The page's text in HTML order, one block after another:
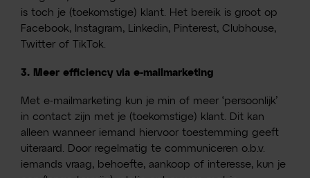
is toch je (toekomstige) klant. Het bereik is groot op
Facebook, Instagram, Linkedin, Pinterest, Clubhouse,
Twitter of TikTok.
3. Meer efficiency via e-mailmarketing
Met e-mailmarketing kun je min of meer ‘persoonlijk’
in contact zijn met je (toekomstige) klant. Dit kan
alleen wanneer iemand hiervoor toestemming geeft
uiteraard. Door regelmatig te communiceren o.b.v.
iemands vraag, behoefte, aankoop of interesse, kun je